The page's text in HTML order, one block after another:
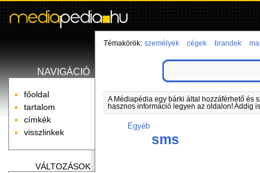
NAVIGÁCIÓ
főoldal
tartalom
címkék
visszlinkek
VÁLTOZÁSOK
Témakörök: személyek cégek brandek
A Médiapédia egy bárki által hozzáférhető és
hasznos információ legyen az oldalon! Addig
Egyéb
sms